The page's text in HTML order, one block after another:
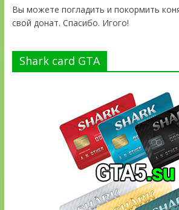
Вы можете погладить и покормить
свой донат. Спасибо. Игого!
Shark card GTA